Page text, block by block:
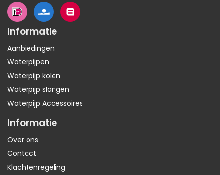
Informatie
Aanbiedingen
Waterpijpen
Waterpijp kolen
Waterpijp slangen
Waterpijp Accessoires
Informatie
Over ons
Contact
Klachtenregeling